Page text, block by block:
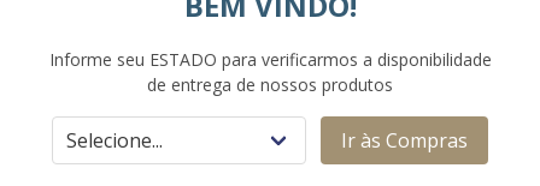
sexuais; Hormônios da neuro-hipófise; Vasopressina e
Informe seu ESTADO para verificarmos a disponibilidade
de entrega de nossos produtos
Ir às Compras